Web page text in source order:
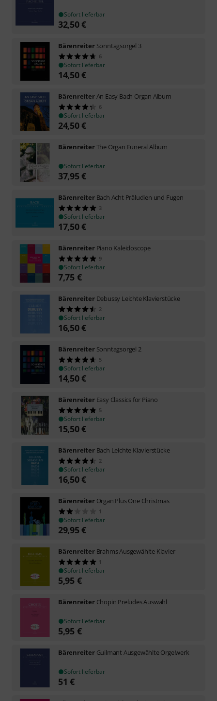
Sofort lieferbar
32,50€
Bärenreiter Sonntagsorgel 3
6
Sofort lieferbar
14,50€
BärenreiterAn Easy Bach Organ Album
6
Sofort lieferbar
24,50€
BärenreiterThe Organ Funeral Album
Sofort lieferbar
37,95€
Bärenreiter Bach Acht Präludien und Fugen
3
Sofort lieferbar
17,50€
Bärenreiter Piano Kaleidoscope
9
Sofort lieferbar
7,75 €
Bärenreiter Debussy Leichte Klavierstücke
2
Sofort lieferbar
16,50€
Bärenreiter Sonntagsorgel 2
5
Sofort lieferbar
14,50€
Bärenreiter Easy Classics for Piano
5
Sofort lieferbar
15,50€
Bärenreiter Bach Leichte Klavierstücke
2
Sofort lieferbar
16,50€
Bärenreiter Organ Plus One Christmas
1
Sofort lieferbar
29,95€
Bärenreiter Brahms Ausgewählte Klavier
1
Sofort lieferbar
5,95 €
Bärenreiter Chopin Preludes Auswahl
Sofort lieferbar
5,95 €
Bärenreiter Guilmant Ausgewählte Orgelwerk
Sofort lieferbar
51 €